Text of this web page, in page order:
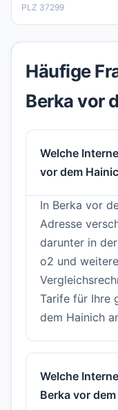
PLZ 37299
Häufige
Berka vor
Welche
vor dem
In Berka vor
Adresse
darunter in
o2 und
Tarife für Ihre
dem Hainich
Welche
Berka vor